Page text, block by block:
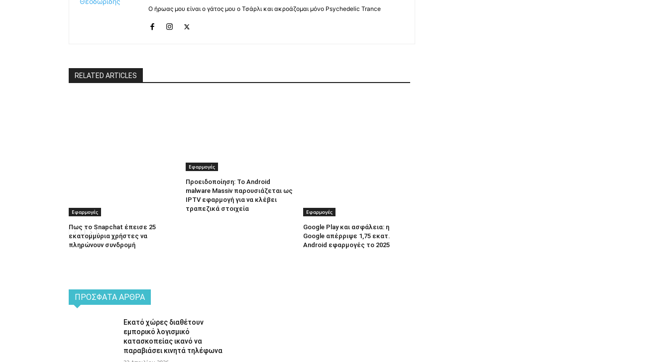
Ο ήρωας μου είναι ο γάτος μου ο Τσάρλι και ακροάζομαι μόνο Psychedelic Trance
RELATED ARTICLES
Εφαρμογές
Πως το Snapchat έπεισε 25
εκατομμύρια χρήστες να
πληρώνουν συνδρομή
Εφαρμογές
Προειδοποίηση: Το Android
malware Massiv παρουσιάζεται ως
IPTV εφαρμογή για να κλέβει
τραπεζικά στοιχεία
Εφαρμογές
Google Play και ασφάλεια: η
Google απέρριψε 1,75 εκατ.
Android εφαρμογές το 2025
ΠΡΌΣΦΑΤΑ ΆΡΘΡΑ
Εκατό χώρες διαθέτουν
εμπορικό λογισμικό
κατασκοπείας ικανό να
παραβιάσει κινητά τηλέφωνα